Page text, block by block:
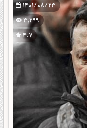
1401/08/23
3,299
4.7